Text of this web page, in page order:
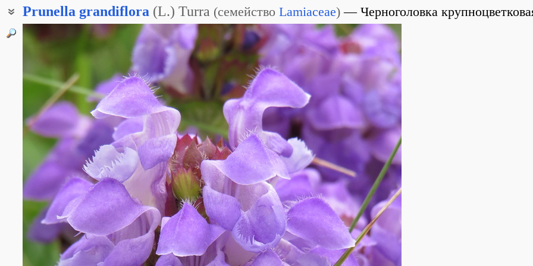
Prunella grandiflora (L.) Turra (семейство Lamiaceae) Черноголовка